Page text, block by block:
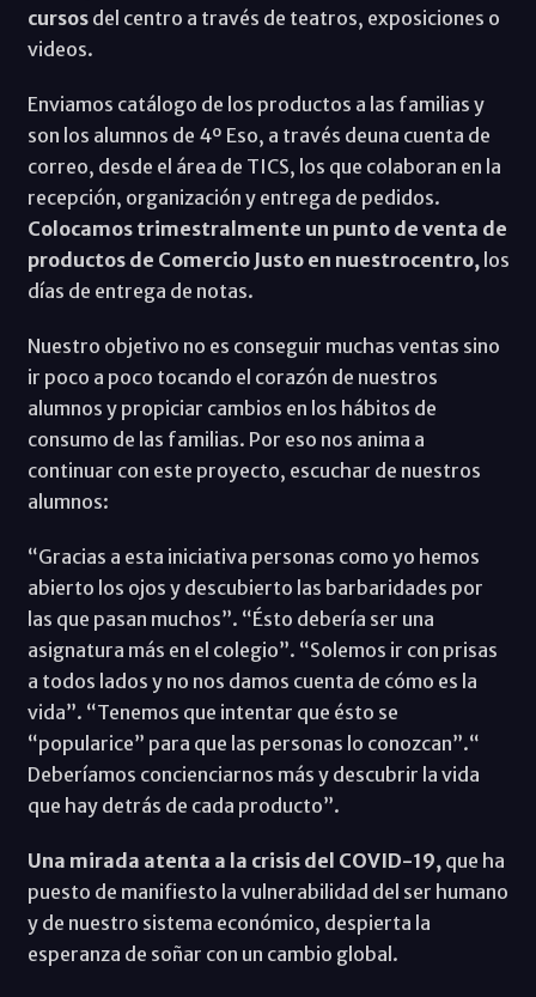
cursos del centro a través de teatros, exposiciones o
videos.
Enviamos catálogo de los productos a las familias y
son los alumnos de 4º Eso, a través deuna cuenta de
correo, desde el área de TICS, los que colaboran en la
recepción, organización y entrega de pedidos.
Colocamos trimestralmente un punto de venta de
productos de Comercio Justo en nuestrocentro, los
días de entrega de notas.
Nuestro objetivo no es conseguir muchas ventas sino
ir poco a poco tocando el corazón de nuestros
alumnos y propiciar cambios en los hábitos de
consumo de las familias. Por eso nos anima a
continuar con este proyecto, escuchar de nuestros
alumnos:
“Gracias a esta iniciativa personas como yo hemos
abierto los ojos y descubierto las barbaridades por
las que pasan muchos”. “Ésto debería ser una
asignatura más en el colegio”. “Solemos ir con prisas
a todos lados y no nos damos cuenta de cómo es la
vida”. “Tenemos que intentar que ésto se
“popularice” para que las personas lo conozcan”.“
Deberíamos concienciarnos más y descubrir la vida
que hay detrás de cada producto”.
Una mirada atenta a la crisis del COVID-19, que ha
puesto de manifiesto la vulnerabilidad del ser humano
y de nuestro sistema económico, despierta la
esperanza de soñar con un cambio global.